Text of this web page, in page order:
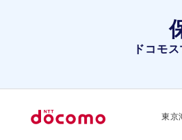
ドコモ
東京